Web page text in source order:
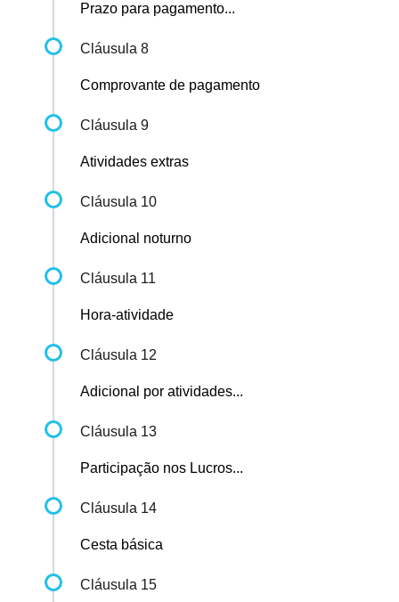
Prazo para pagamento...
Cláusula 8
Comprovante de pagamento
Cláusula 9
Atividades extras
Cláusula 10
Adicional noturno
Cláusula 11
Hora-atividade
Cláusula 12
Adicional por atividades...
Cláusula 13
Participação nos Lucros...
Cláusula 14
Cesta básica
Cláusula 15